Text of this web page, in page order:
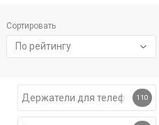
Сортировать
По рейтингу
Держатели для телефонов
110